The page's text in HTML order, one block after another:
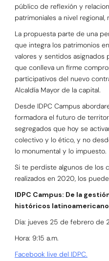
público de reflexión y
patrimoniales a nivel regional,
La propuesta parte de una
que integra los patrimonios
valores y sentidos asignados
que conlleva un firme
participativos del nuevo
Alcaldía Mayor de la capital.
Desde IDPC Campus
formadora el futuro de
segregados que hoy se
colectivo y lo ético, y no
lo monumental y lo impuesto.
Si te perdiste algunos de los
realizados en 2020, los
IDPC Campus: De la
históricos
Día: jueves 25 de febrero de
Hora: 9:15 a.m.
Facebook live del IDPC.